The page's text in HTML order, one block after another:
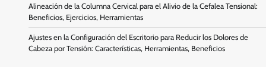
Alineación de la Columna Cervical para el Alivio de la Cefalea Tensional:
Beneficios, Ejercicios, Herramientas
Ajustes en la Configuración del Escritorio para Reducir los Dolores de
Cabeza por Tensión: Características, Herramientas, Beneficios